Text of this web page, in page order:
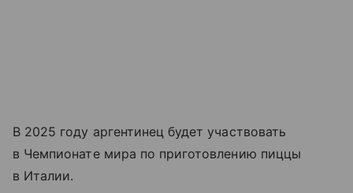
В 2025 году аргентинец будет участвовать
в Чемпионате мира по приготовлению пиццы
в Италии.